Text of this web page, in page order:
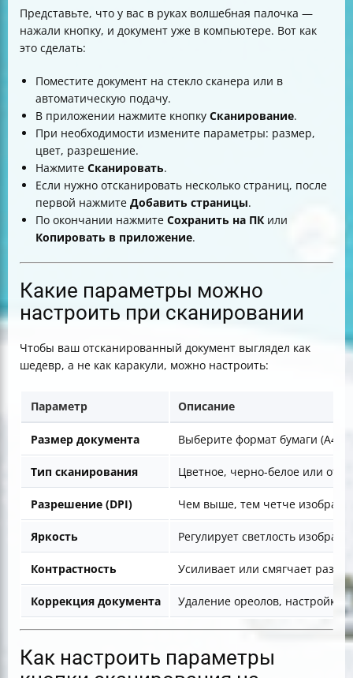
Представьте, что у вас в руках волшебная палочка —
нажали кнопку, и документ уже в компьютере. Вот как
это сделать:
Поместите документ на стекло сканера или в
автоматическую подачу.
В приложении нажмите кнопку Сканирование.
При необходимости измените параметры: размер,
цвет, разрешение.
Нажмите Сканировать.
Если нужно отсканировать несколько страниц, после
первой нажмите Добавить страницы.
По окончании нажмите Сохранить на ПКили
Копировать в приложение.
Какие параметры можно
настроить при сканировании
Чтобы ваш отсканированный документ выглядел как
шедевр, а не как каракули, можно настроить:
Параметр Описание
Размер документа Выберите формат бумаги (A4,
Тип сканирования Цветное, черно-белое или
Разрешение (DPI) Чем выше, тем четче
Яркость Регулирует светлость
Контрастность Усиливает или смягчает
Коррекция документа Удаление ореолов, настройка
Как настроить параметры